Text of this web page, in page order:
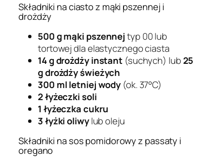
Składniki na ciasto z mąki pszennej i
drożdży
500 g mąki pszennejtyp 00 lub
tortowej dla elastycznego ciasta
14 g drożdży instant (suchych) lub 25
g drożdży świeżych
300 ml letniej wody (ok. 37°C)
2 łyżeczki soli
1 łyżeczka cukru
3 łyżki oliwylub oleju
Składniki na sos pomidorowy z passaty i
oregano